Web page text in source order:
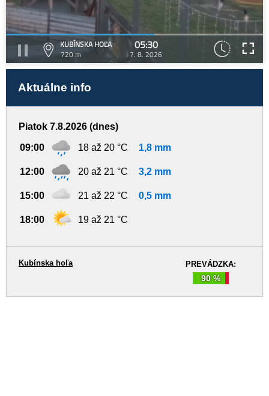
KUBÍNSKA HOĽA
720 m
05:30
7. 8. 2026
Aktuálne info
Piatok 7.8.2026 (dnes)
09:00 18 až 20 °C 1,8 mm
12:00 20 až 21 °C 3,2 mm
15:00 21 až 22 °C 0,5 mm
18:00 19 až 21 °C
PREVÁDZKA:
90 %
Kubínska hoľa